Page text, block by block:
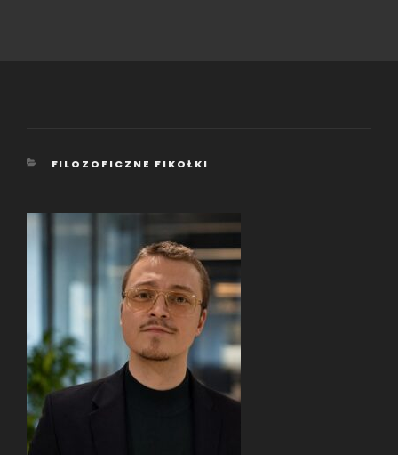
KATEGORIE
FILOZOFICZNE FIKOŁKI